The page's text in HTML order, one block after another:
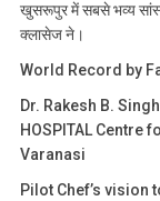
खुसरूपुर में सबसे भव्य
क्लासेज ने।
World Record by
Dr. Rakesh B.
HOSPITAL Centre
Varanasi
Pilot Chef’s vision